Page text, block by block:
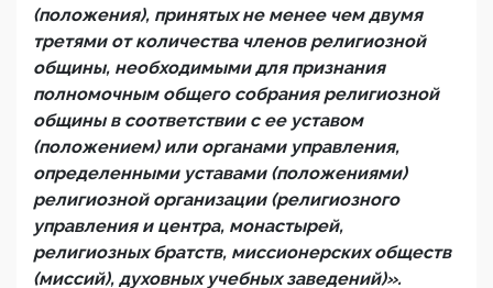
(положения), принятых не менее чем двумя
третями от количества членов религиозной
общины, необходимыми для признания
полномочным общего собрания религиозной
общины в соответствии с ее уставом
(положением) или органами управления,
определенными уставами (положениями)
религиозной организации (религиозного
управления и центра, монастырей,
религиозных братств, миссионерских обществ
(миссий), духовных учебных заведений)».